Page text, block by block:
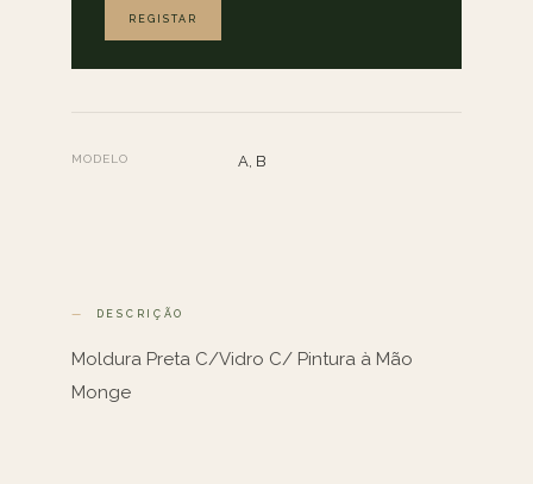
REGISTAR
MODELO A, B
DESCRIÇÃO
Moldura Preta C/Vidro C/ Pintura à Mão
Monge